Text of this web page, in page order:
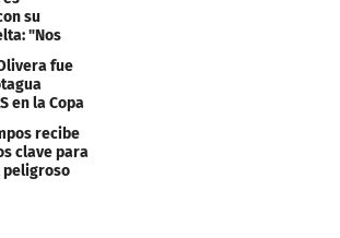
su
"Nos
fue
en la Copa
recibe
clave para